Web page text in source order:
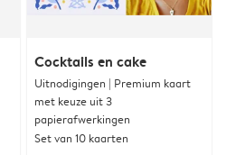
Cocktails en cake
Uitnodigingen | Premium kaart
met keuze uit 3
papierafwerkingen
Set van 10 kaarten